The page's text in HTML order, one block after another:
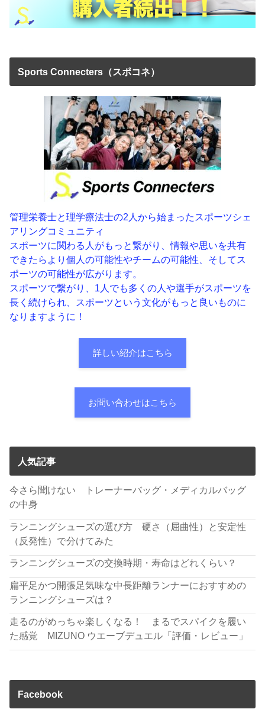
Sports Connecters（スポコネ）
管理栄養士と理学療法士の2人から始まったスポーツシェ
アリングコミュニティ
スポーツに関わる人がもっと繋がり、情報や思いを共有
できたらより個人の可能性やチームの可能性、そしてス
ポーツの可能性が広がります。
スポーツで繋がり、1人でも多くの人や選手がスポーツを
長く続けられ、スポーツという文化がもっと良いものに
なりますように！
詳しい紹介はこちら
お問い合わせはこちら
人気記事
今さら聞けない トレーナーバッグ・メディカルバッグ
の中身
ランニングシューズの選び方 硬さ（屈曲性）と安定性
（反発性）で分けてみた
ランニングシューズの交換時期・寿命はどれくらい？
扁平足かつ開張足気味な中長距離ランナーにおすすめの
ランニングシューズは？
走るのがめっちゃ楽しくなる！ まるでスパイクを履い
た感覚 MIZUNO ウエーブデュエル「評価・レビュー」
Facebook